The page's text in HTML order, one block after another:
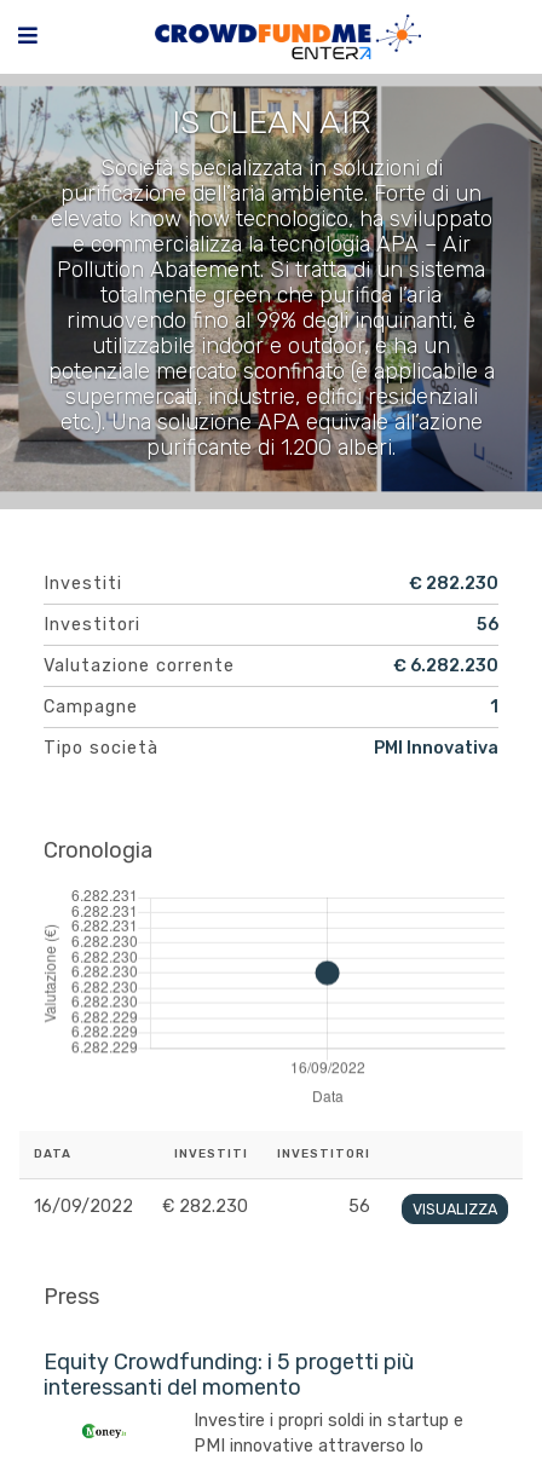
IS CLEAN AIR
Società specializzata in soluzioni di
purificazione dell’aria ambiente. Forte di un
elevato know how tecnologico, ha sviluppato
e commercializza la tecnologia APA – Air
Pollution Abatement. Si tratta di un sistema
totalmente green che purifica l’aria
rimuovendo fino al 99% degli inquinanti, è
utilizzabile indoor e outdoor, e ha un
potenziale mercato sconfinato (è applicabile a
supermercati, industrie, edifici residenziali
etc.). Una soluzione APA equivale all’azione
purificante di 1.200 alberi.
Investiti
€ 282.230
Investitori
56
Valutazione corrente
€ 6.282.230
Campagne
1
Tipo società
PMI Innovativa
Cronologia
DATA INVESTITI INVESTITORI
16/09/2022 € 282.230 56 VISUALIZZA
Press
Equity Crowdfunding: i 5 progetti più
interessanti del momento
Investire i propri soldi in startup e
PMI innovative attraverso lo